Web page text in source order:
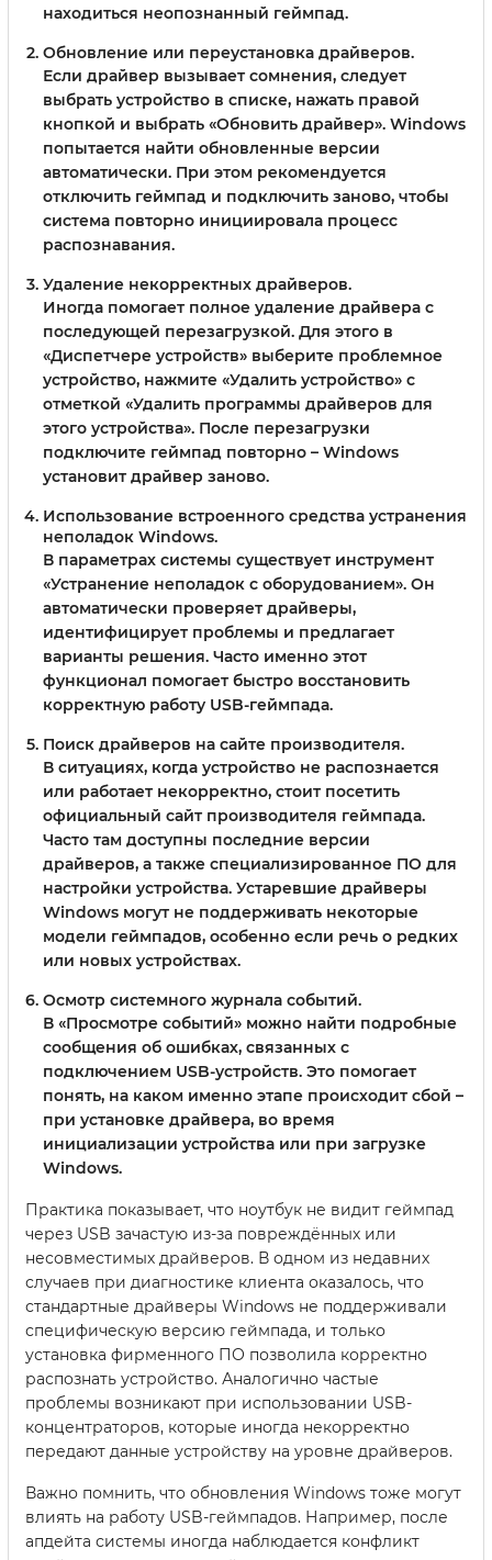
находиться неопознанный геймпад.
Обновление или переустановка драйверов.
Если драйвер вызывает сомнения, следует
выбрать устройство в списке, нажать правой
кнопкой и выбрать «Обновить драйвер». Windows
попытается найти обновленные версии
автоматически. При этом рекомендуется
отключить геймпад и подключить заново, чтобы
система повторно инициировала процесс
распознавания.
Удаление некорректных драйверов.
Иногда помогает полное удаление драйвера с
последующей перезагрузкой. Для этого в
«Диспетчере устройств» выберите проблемное
устройство, нажмите «Удалить устройство» с
отметкой «Удалить программы драйверов для
этого устройства». После перезагрузки
подключите геймпад повторно – Windows
установит драйвер заново.
Использование встроенного средства устранения
неполадок Windows.
В параметрах системы существует инструмент
«Устранение неполадок с оборудованием». Он
автоматически проверяет драйверы,
идентифицирует проблемы и предлагает
варианты решения. Часто именно этот
функционал помогает быстро восстановить
корректную работу USB-геймпада.
Поиск драйверов на сайте производителя.
В ситуациях, когда устройство не распознается
или работает некорректно, стоит посетить
официальный сайт производителя геймпада.
Часто там доступны последние версии
драйверов, а также специализированное ПО для
настройки устройства. Устаревшие драйверы
Windows могут не поддерживать некоторые
модели геймпадов, особенно если речь о редких
или новых устройствах.
Осмотр системного журнала событий.
В «Просмотре событий» можно найти подробные
сообщения об ошибках, связанных с
подключением USB-устройств. Это помогает
понять, на каком именно этапе происходит сбой –
при установке драйвера, во время
инициализации устройства или при загрузке
Windows.
Практика показывает, что ноутбук не видит геймпад
через USB зачастую из-за повреждённых или
несовместимых драйверов. В одном из недавних
случаев при диагностике клиента оказалось, что
стандартные драйверы Windows не поддерживали
специфическую версию геймпада, и только
установка фирменного ПО позволила корректно
распознать устройство. Аналогично частые
проблемы возникают при использовании USB-
концентраторов, которые иногда некорректно
передают данные устройству на уровне драйверов.
Важно помнить, что обновления Windows тоже могут
влиять на работу USB-геймпадов. Например, после
апдейта системы иногда наблюдается конфликт